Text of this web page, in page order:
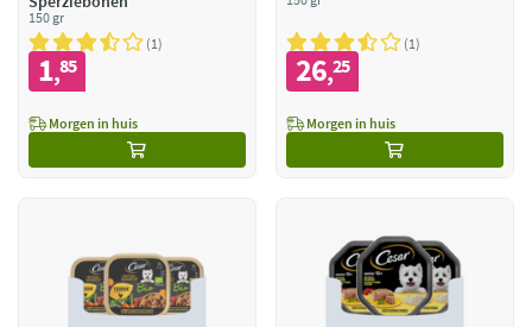
150 gr
1
1,85
Morgen in huis
1
26,25
Morgen in huis